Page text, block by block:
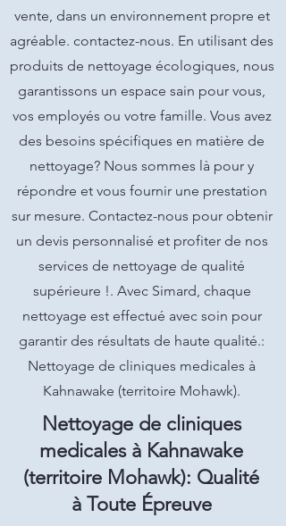
vente, dans un environnement propre et
agréable. contactez-nous. En utilisant des
produits de nettoyage écologiques, nous
garantissons un espace sain pour vous,
vos employés ou votre famille. Vous avez
des besoins spécifiques en matière de
nettoyage? Nous sommes là pour y
répondre et vous fournir une prestation
sur mesure. Contactez-nous pour obtenir
un devis personnalisé et profiter de nos
services de nettoyage de qualité
supérieure !. Avec Simard, chaque
nettoyage est effectué avec soin pour
garantir des résultats de haute qualité.:
Nettoyage de cliniques medicales à
Kahnawake (territoire Mohawk).
Nettoyage de cliniques
medicales à Kahnawake
(territoire Mohawk): Qualité
à Toute Épreuve